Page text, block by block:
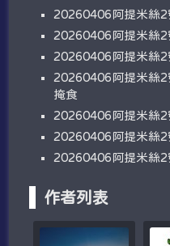
20260406阿提米絲2
20260406阿提米絲2
20260406阿提米絲2
20260406阿提米絲2
掩食
20260406阿提米絲2
20260406阿提米絲2
20260406阿提米絲2
作者列表